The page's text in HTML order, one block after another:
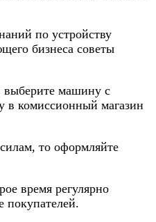
по устройству
бизнеса советы
выберите машину с
в комиссионный магазин
то оформляйте
время регулярно
покупателей.